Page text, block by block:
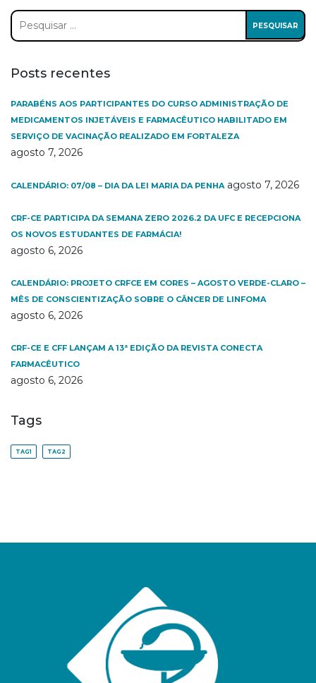
Pesquisar
por:
Posts recentes
PARABÉNS AOS PARTICIPANTES DO CURSO ADMINISTRAÇÃO DE
MEDICAMENTOS INJETÁVEIS E FARMACÊUTICO HABILITADO EM
SERVIÇO DE VACINAÇÃO REALIZADO EM FORTALEZA
agosto 7, 2026
CALENDÁRIO: 07/08 – DIA DA LEI MARIA DA PENHA agosto 7, 2026
CRF-CE PARTICIPA DA SEMANA ZERO 2026.2 DA UFC E RECEPCIONA
OS NOVOS ESTUDANTES DE FARMÁCIA!
agosto 6, 2026
CALENDÁRIO: PROJETO CRFCE EM CORES – AGOSTO VERDE-CLARO –
MÊS DE CONSCIENTIZAÇÃO SOBRE O CÂNCER DE LINFOMA
agosto 6, 2026
CRF-CE E CFF LANÇAM A 13ª EDIÇÃO DA REVISTA CONECTA
FARMACÊUTICO
agosto 6, 2026
Tags
TAG1 TAG2